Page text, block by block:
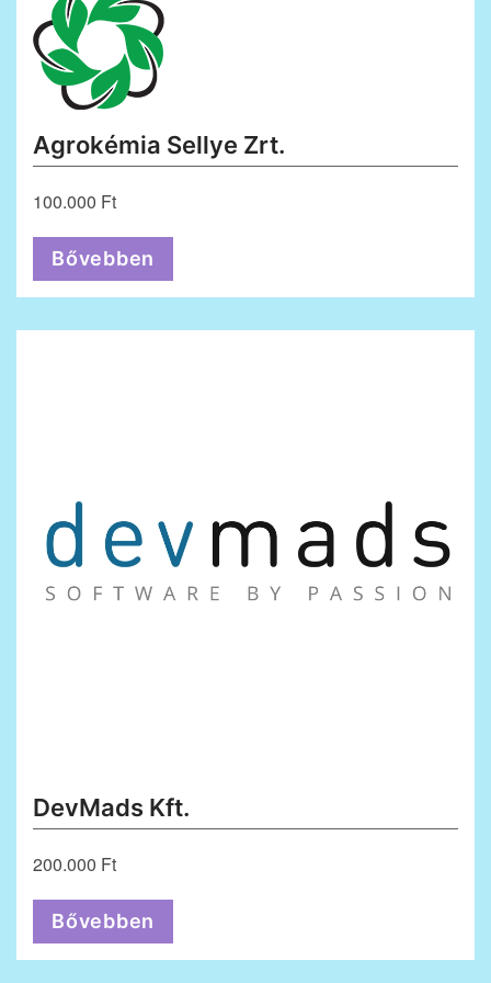
Agrokémia Sellye Zrt.
100.000 Ft
Bővebben
DevMads Kft.
200.000 Ft
Bővebben